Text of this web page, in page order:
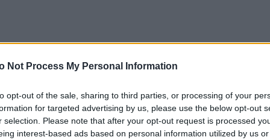
Not Process My Personal Information
opt-out of the sale, sharing to third parties, or processing of your
for targeted advertising by us, please use the below opt-out
selection. Please note that after your opt-out request is processed
interest-based ads based on personal information utilized by us
zaangażowanym w działalność
Maltańskim. Od wielu lat związany z Fundacją
Bractwo Dobrej Śmierci. Dr Wiraszka był
Radomskiej. Jest autorem i współautorem
medycyny i genealogii. Jest także